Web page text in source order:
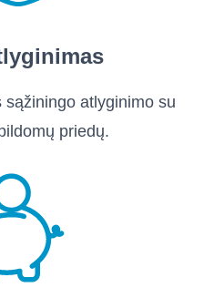
atlyginimo su
priedų.